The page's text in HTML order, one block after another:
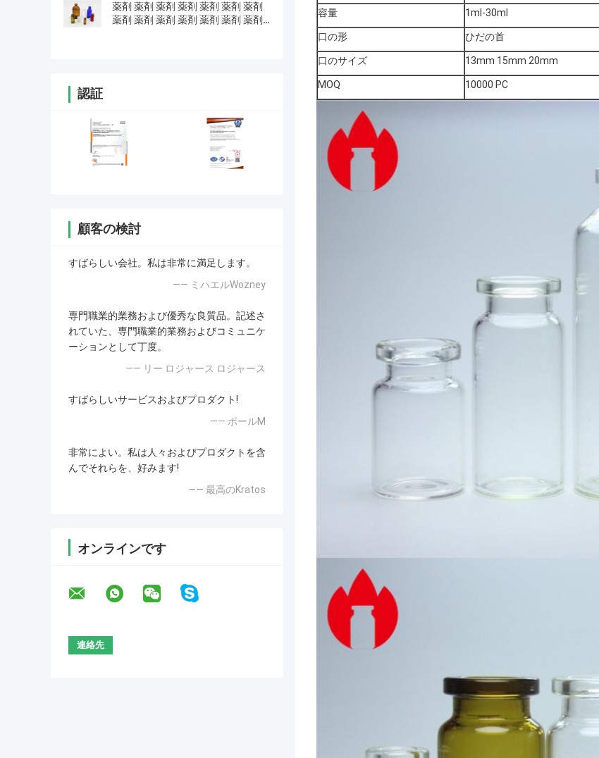
薬剤 薬剤 薬剤 薬剤 薬剤 薬剤 薬剤
薬剤 薬剤 薬剤 薬剤 薬剤 薬剤 薬剤
薬剤 薬剤 薬剤 薬剤 薬剤 薬剤 薬剤
薬剤 薬剤 薬剤 薬剤 薬剤 薬剤 薬剤
認証
顧客の検討
すばらしい会社。私は非常に満足します。
—— ミハエルWozney
専門職業的業務および優秀な良質品。記述さ
れていた、専門職業的業務およびコミュニケ
ーションとして丁度。
—— リー ロジャース ロジャース
すばらしいサービスおよびプロダクト!
—— ポールM
非常によい。私は人々およびプロダクトを含
んでそれらを、好みます!
—— 最高のKratos
オンラインです
容量 1ml-30ml
口の形 ひだの首
口のサイズ 13mm 15mm 20mm
MOQ 10000 PC